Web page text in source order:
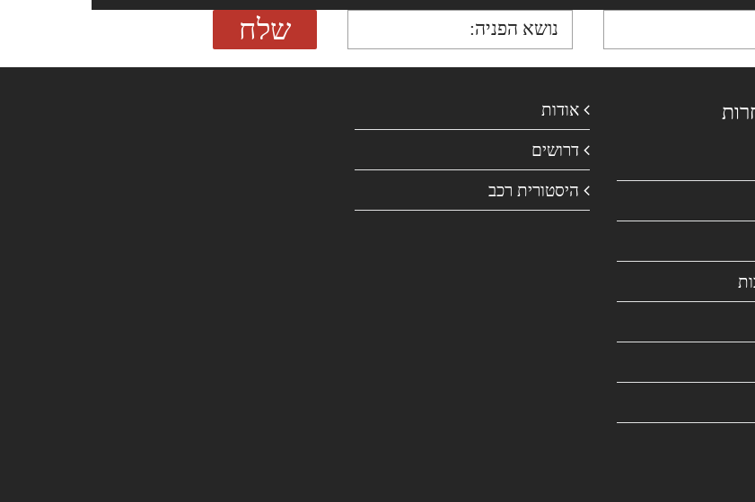
אודות
דרושים
היסטורית רכב